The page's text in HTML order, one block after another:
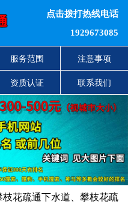
点击拨打热线电话
1929673085
服务范围 注意事项
资质认证 联系我们
花疏通下水道、攀枝花疏